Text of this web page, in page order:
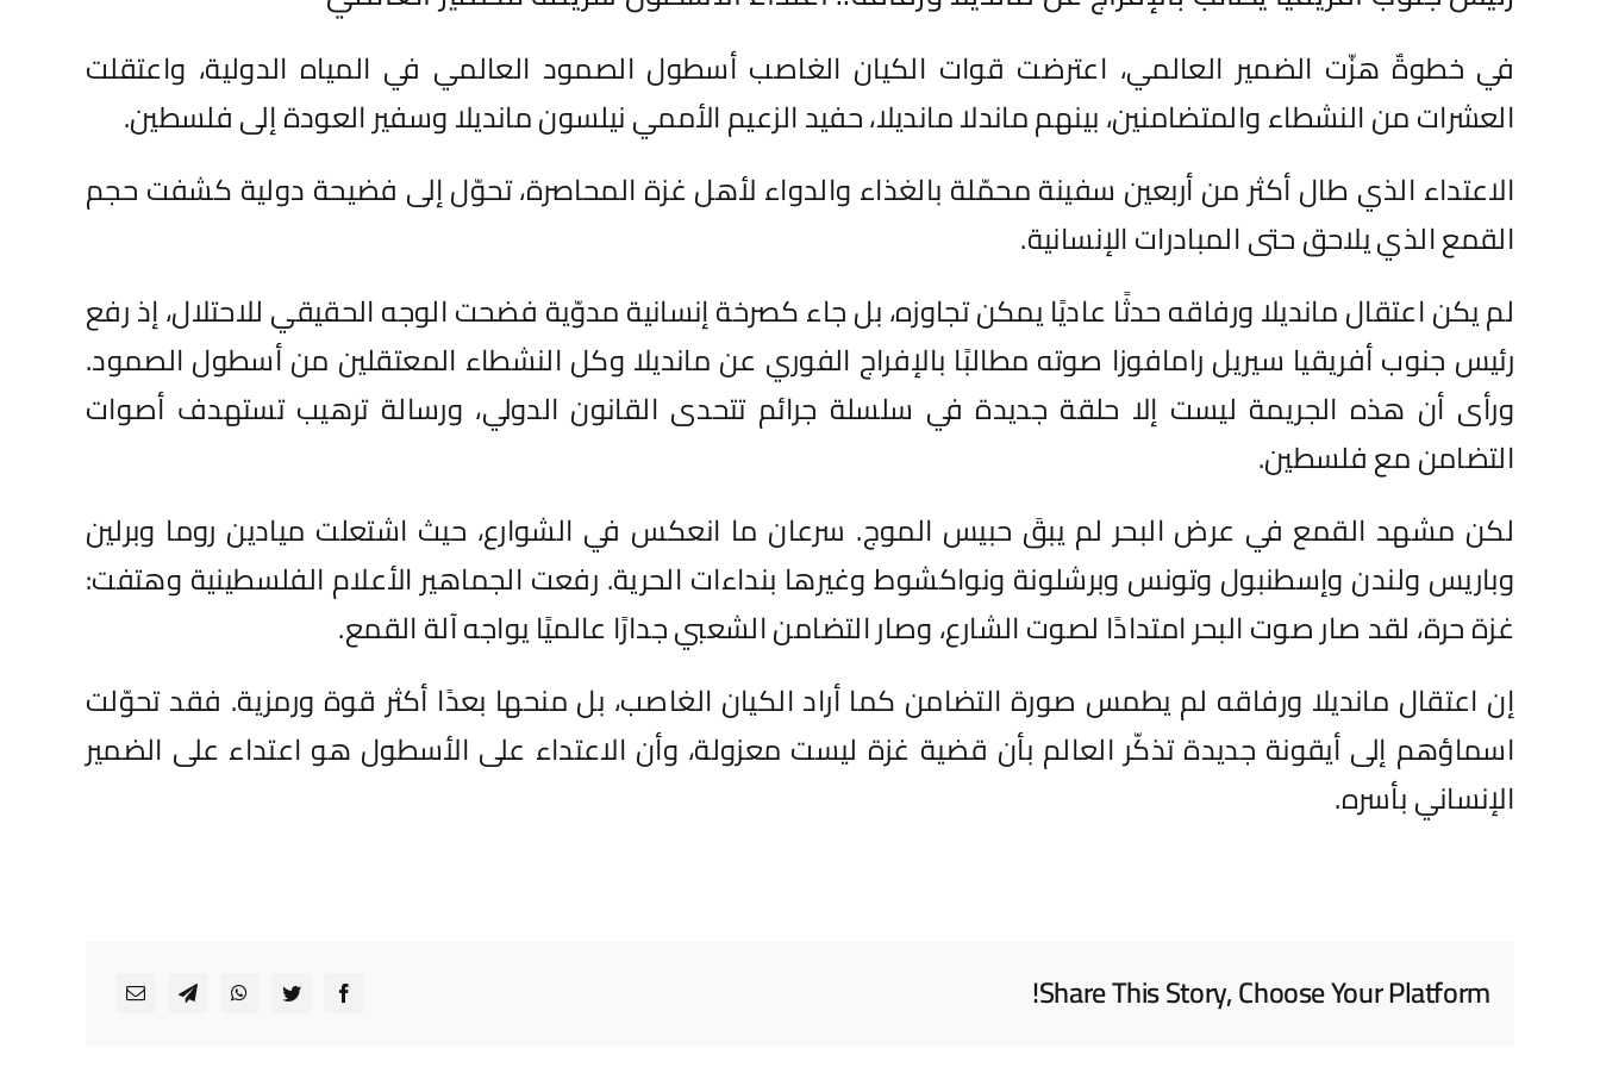
في خطوةٌ هزّت الضمير العالمي، اعترضت قوات الكيان الغاصب أسطول الصمود العالمي في المياه الدولية، واعتقلت
العشرات من النشطاء والمتضامنين، بينهم ماندلا مانديلا، حفيد الزعيم الأممي نيلسون مانديلا وسفير العودة إلى فلسطين.
الاعتداء الذي طال أكثر من أربعين سفينة محمّلة بالغذاء والدواء لأهل غزة المحاصرة، تحوّل إلى فضيحة دولية كشفت حجم
القمع الذي يلاحق حتى المبادرات الإنسانية.
لم يكن اعتقال مانديلا ورفاقه حدثًا عاديًا يمكن تجاوزه، بل جاء كصرخة إنسانية مدوّية فضحت الوجه الحقيقي للاحتلال، إذ رفع
رئيس جنوب أفريقيا سيريل رامافوزا صوته مطالبًا بالإفراج الفوري عن مانديلا وكل النشطاء المعتقلين من أسطول الصمود.
ورأى أن هذه الجريمة ليست إلا حلقة جديدة في سلسلة جرائم تتحدى القانون الدولي، ورسالة ترهيب تستهدف أصوات
التضامن مع فلسطين.
لكن مشهد القمع في عرض البحر لم يبقَ حبيس الموج. سرعان ما انعكس في الشوارع، حيث اشتعلت ميادين روما وبرلين
وباريس ولندن وإسطنبول وتونس وبرشلونة ونواكشوط وغيرها بنداءات الحرية. رفعت الجماهير الأعلام الفلسطينية وهتفت:
غزة حرة، لقد صار صوت البحر امتدادًا لصوت الشارع، وصار التضامن الشعبي جدارًا عالميًا يواجه آلة القمع.
إن اعتقال مانديلا ورفاقه لم يطمس صورة التضامن كما أراد الكيان الغاصب، بل منحها بعدًا أكثر قوة ورمزية. فقد تحوّلت
اسماؤهم إلى أيقونة جديدة تذكّر العالم بأن قضية غزة ليست معزولة، وأن الاعتداء على الأسطول هو اعتداء على الضمير
الإنساني بأسره.
Share This Story, Choose Your Platform!